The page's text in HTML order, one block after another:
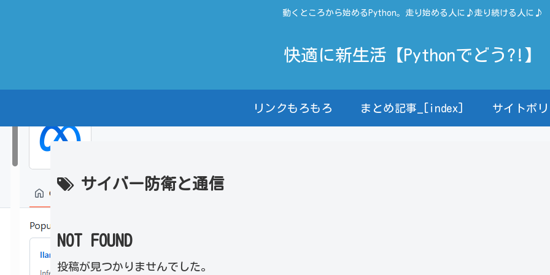
動くところから始めるPython。走り始める人に♪走り続ける人に♪
快適に新生活【Pythonでどう?!】
リンクもろもろ まとめ記事_[index] サイトポ
サイバー防衛と通信
NOT FOUND
投稿が見つかりませんでした。